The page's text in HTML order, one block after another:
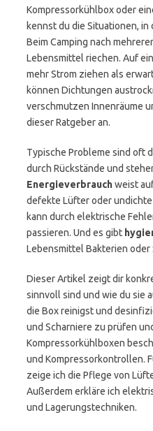
Kompressorkühlbox oder
kennst du die Situationen,
Beim Camping nach
Lebensmittel riechen. Auf
mehr Strom ziehen als
können Dichtungen
verschmutzen Innenräume
dieser Ratgeber an.
Typische Probleme sind oft
durch Rückstände und
Energieverbrauchweist
defekte Lüfter oder
kann durch elektrische
passieren. Und es gibt
Lebensmittel Bakterien oder
Dieser Artikel zeigt dir
sinnvoll sind und wie du sie
die Box reinigst und
und Scharniere zu prüfen
Kompressorkühlboxen
und Kompressorkontrollen.
zeige ich die Pflege von
Außerdem erkläre ich
und Lagerungstechniken.